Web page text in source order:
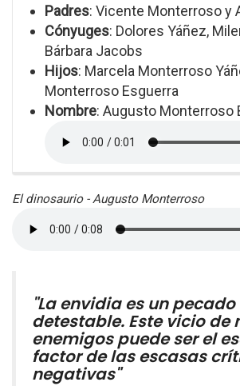
Padres: Vicente Monterroso y
Cónyuges: Dolores Yáñez,
Bárbara Jacobs
Hijos: Marcela Monterroso
Monterroso Esguerra
Nombre: Augusto Monterroso
El dinosaurio - Augusto Monterroso
"La envidia es un pecado
detestable. Este vicio de
enemigos puede ser el
factor de las escasas
negativas"